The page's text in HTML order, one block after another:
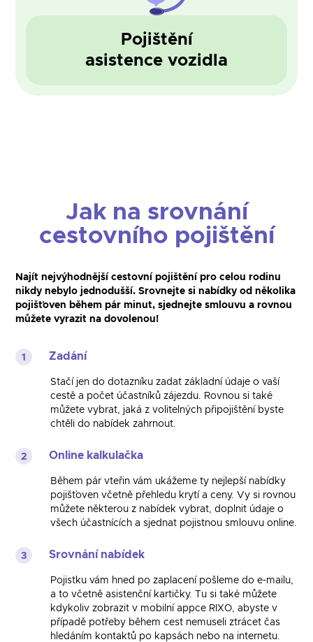
Pojištění
asistence vozidla
Jak na srovnání
cestovního pojištění
Najít nejvýhodnější cestovní pojištění pro celou rodinu
nikdy nebylo jednodušší. Srovnejte si nabídky od několika
pojišťoven během pár minut, sjednejte smlouvu a rovnou
můžete vyrazit na dovolenou!
1 Zadání
Stačí jen do dotazníku zadat základní údaje o vaší
cestě a počet účastníků zájezdu. Rovnou si také
můžete vybrat, jaká z volitelných připojištění byste
chtěli do nabídek zahrnout.
2 Online kalkulačka
Během pár vteřin vám ukážeme ty nejlepší nabídky
pojišťoven včetně přehledu krytí a ceny. Vy si rovnou
můžete některou z nabídek vybrat, doplnit údaje o
všech účastnících a sjednat pojistnou smlouvu online.
3 Srovnání nabídek
Pojistku vám hned po zaplacení pošleme do e-mailu,
a to včetně asistenční kartičky. Tu si také můžete
kdykoliv zobrazit v mobilní appce RIXO, abyste v
případě potřeby během cest nemuseli ztrácet čas
hledáním kontaktů po kapsách nebo na internetu.